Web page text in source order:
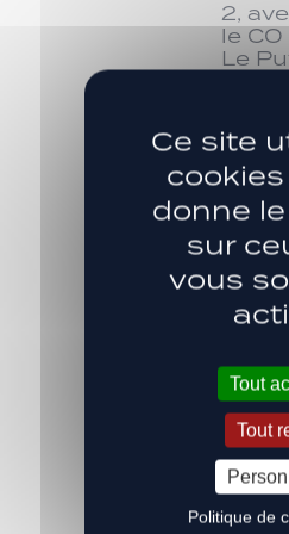
2,
le CO
Le
Avec
COP,
en
2 !
Avec
sur la
de
Ce site
donne
sur
vous
Tout
Tout
Politique de